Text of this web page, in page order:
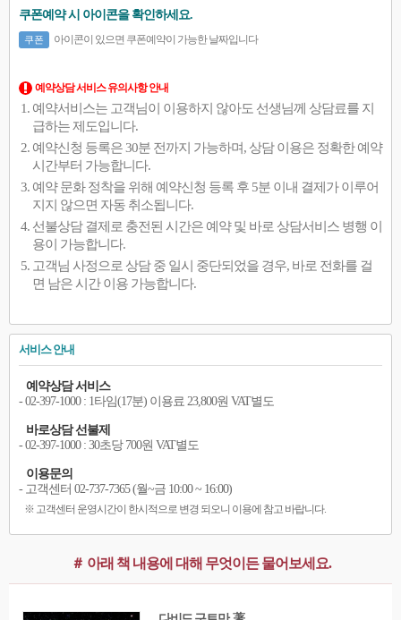
쿠폰예약 시 아이콘을 확인하세요.
쿠폰 아이콘이 있으면 쿠폰예약이 가능한 날짜입니다
예약상담 서비스 유의사항 안내
예약서비스는 고객님이 이용하지 않아도 선생님께 상담료를 지
급하는 제도입니다.
예약신청 등록은 30분 전까지 가능하며, 상담 이용은 정확한 예약
시간부터 가능합니다.
예약 문화 정착을 위해 예약신청 등록 후 5분 이내 결제가 이루어
지지 않으면 자동 취소됩니다.
선불상담 결제로 충전된 시간은 예약 및 바로 상담서비스 병행 이
용이 가능합니다.
고객님 사정으로 상담 중 일시 중단되었을 경우, 바로 전화를 걸
면 남은 시간 이용 가능합니다.
서비스 안내
예약상담 서비스
- 02-397-1000 : 1타임(17분) 이용료 23,800원 VAT별도
바로상담 선불제
- 02-397-1000 : 30초당 700원 VAT별도
이용문의
- 고객센터 02-737-7365 (월~금 10:00 ~ 16:00)
※ 고객센터 운영시간이 한시적으로 변경 되오니 이용에 참고 바랍니다.
＃ 아래 책 내용에 대해 무엇이든 물어보세요.